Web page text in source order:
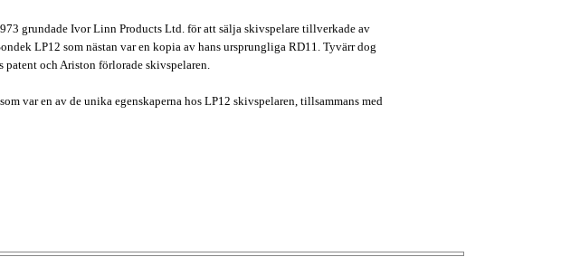
grundade Ivor Linn Products Ltd. för att sälja skivspelare tillverkade av
LP12 som nästan var en kopia av hans ursprungliga RD11. Tyvärr dog
och Ariston förlorade skivspelaren.
var en av de unika egenskaperna hos LP12 skivspelaren, tillsammans med